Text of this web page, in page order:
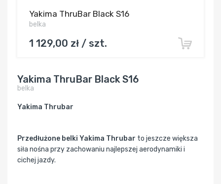
Yakima ThruBar Black S16
belka
1 129,00 zł / szt.
Yakima ThruBar Black S16
belka
Yakima Thrubar
Przedłużone belki Yakima Thrubar to jeszcze większa
siła nośna przy zachowaniu najlepszej aerodynamiki i
cichej jazdy.